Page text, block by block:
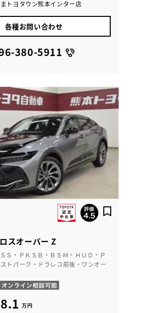
トヨタウン熊本インター店
各種お問い合わせ
380-5911
スオーバー Z
Ｓ・ＰＫＳＢ・ＢＳＭ・ＨＵＤ・Ｐ
トパーク・ドラレコ前後・ワンオー
万円